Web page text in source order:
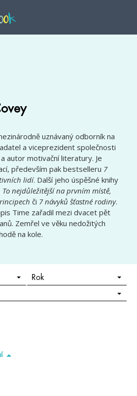
uznávaný odborník na
a viceprezident společnosti
autor motivační literatury. Je
především pak bestselleru 7
lidí. Další jeho úspěšné knihy
nejdůležitější na prvním místě,
či 7 návyků šťastné rodiny.
Time zařadil mezi dvacet pět
Zemřel ve věku nedožitých
na kole.
Rok